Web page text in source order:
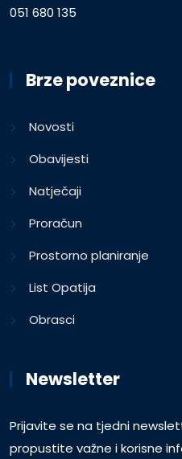
051 680 135
Brze poveznice
Novosti
Obavijesti
Natječaji
Proračun
Prostorno planiranje
List Opatija
Obrasci
Newsletter
Prijavite se na tjedni
propustite važne i korisne